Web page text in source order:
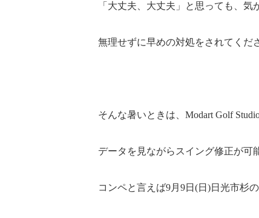
「大丈夫、大丈夫」と思っても、
無理せずに早めの対処をされてくだ
そんな暑いときは、Modart Golf
データを見ながらスイング修正が可
コンペと言えば9月9日(日)日光市杉